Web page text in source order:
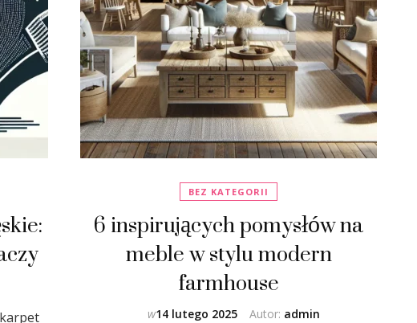
BEZ KATEGORII
6 inspirujących pomysłów na
meble w stylu modern
farmhouse
Autor: admin
w14 lutego 2025